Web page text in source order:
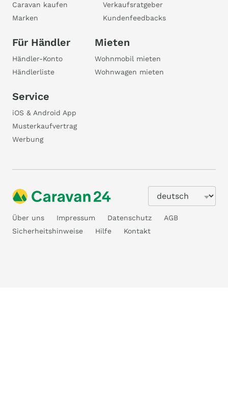
Caravan kaufen
Marken
Verkaufsratgeber
Kundenfeedbacks
Für Händler
Händler-Konto
Händlerliste
Mieten
Wohnmobil mieten
Wohnwagen mieten
Service
iOS & Android App
Musterkaufvertrag
Werbung
Über uns Impressum Datenschutz
AGB
Sicherheitshinweise
Hilfe Kontakt